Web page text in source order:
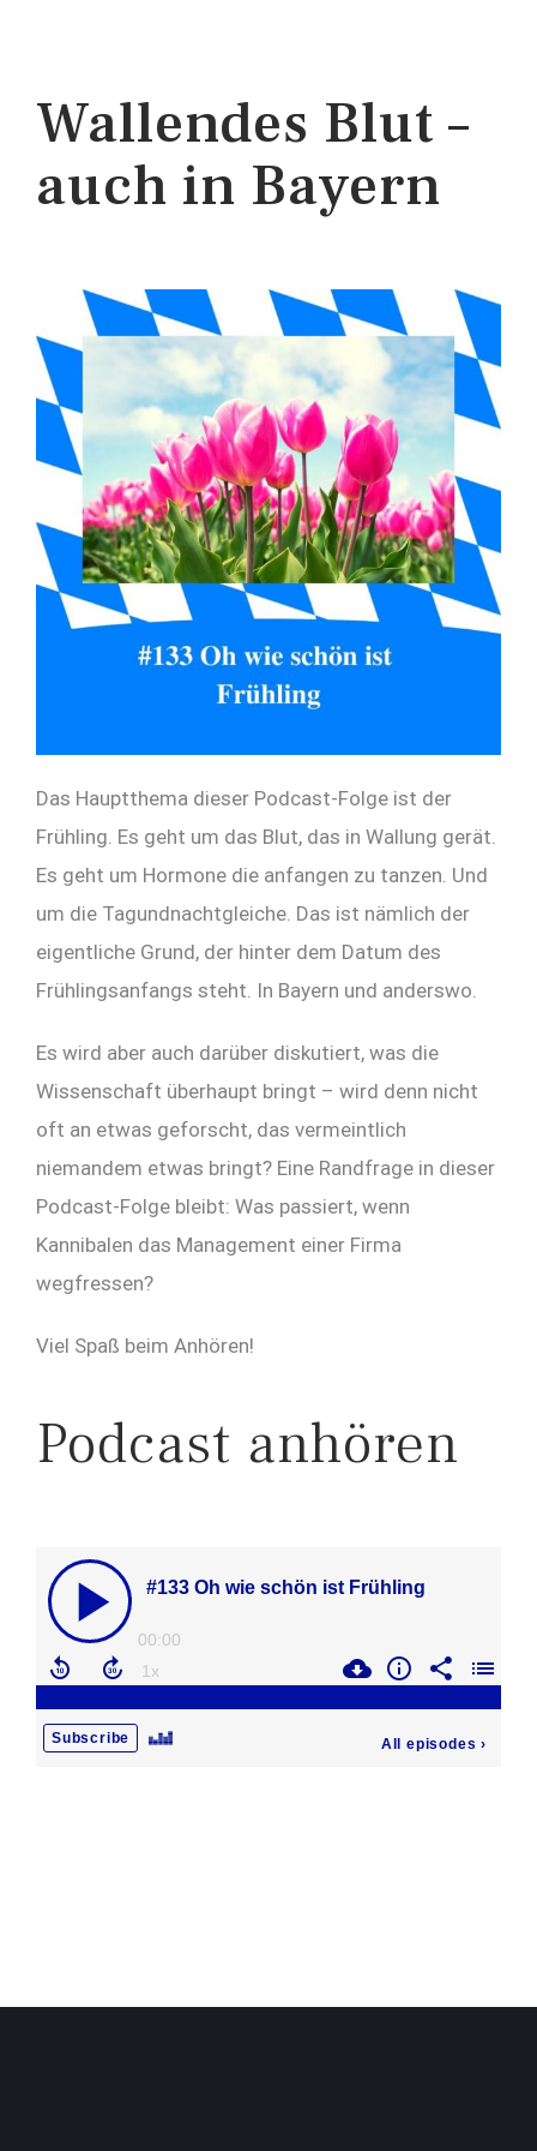
Wallendes Blut –
auch in Bayern
Das Hauptthema dieser Podcast-Folge ist der
Frühling. Es geht um das Blut, das in Wallung gerät.
Es geht um Hormone die anfangen zu tanzen. Und
um die Tagundnachtgleiche. Das ist nämlich der
eigentliche Grund, der hinter dem Datum des
Frühlingsanfangs steht. In Bayern und anderswo.
Es wird aber auch darüber diskutiert, was die
Wissenschaft überhaupt bringt – wird denn nicht
oft an etwas geforscht, das vermeintlich
niemandem etwas bringt? Eine Randfrage in dieser
Podcast-Folge bleibt: Was passiert, wenn
Kannibalen das Management einer Firma
wegfressen?
Viel Spaß beim Anhören!
Podcast anhören